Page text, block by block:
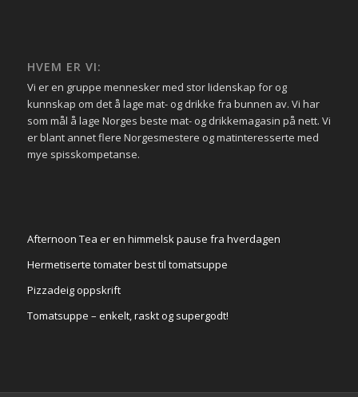
HVEM ER VI:
Vi er en gruppe mennesker med stor lidenskap for og
kunnskap om det å lage mat- og drikke fra bunnen av. Vi har
som mål å lage Norges beste mat- og drikkemagasin på nett. Vi
er blant annet flere Norgesmestere og matinteresserte med
mye spisskompetanse.
Afternoon Tea er en himmelsk pause fra hverdagen
Hermetiserte tomater best til tomatsuppe
Pizzadeig oppskrift
Tomatsuppe – enkelt, raskt og supergodt!